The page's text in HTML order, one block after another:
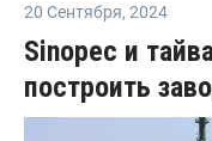
20 Сентября, 2024
Sinopec и
построить